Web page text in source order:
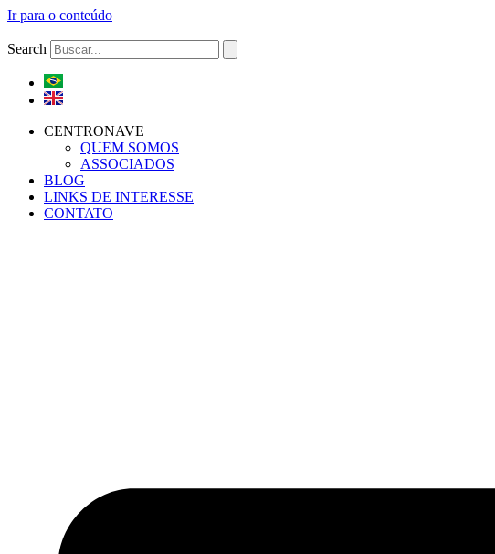
Ir para o conteúdo
Search
CENTRONAVE
QUEM SOMOS
ASSOCIADOS
BLOG
LINKS DE INTERESSE
CONTATO